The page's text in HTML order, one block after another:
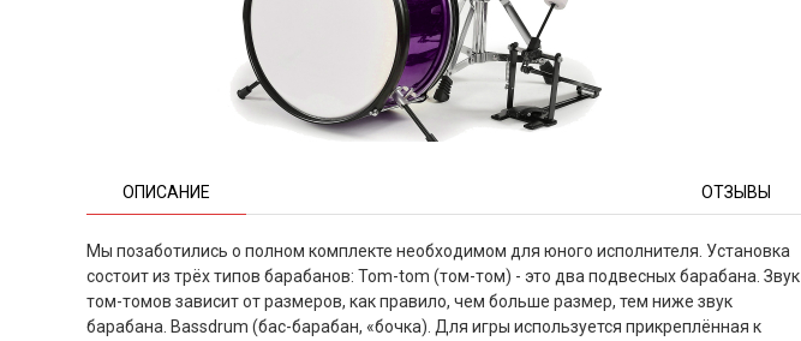
ОПИСАНИЕ ОТЗЫВЫ
Мы позаботились о полном комплекте необходимом для юного исполнителя. Установка
состоит из трёх типов барабанов: Tom-tom (том-том) - это два подвесных барабана. Звук
том-томов зависит от размеров, как правило, чем больше размер, тем ниже звук
барабана. Bassdrum (бас-барабан, «бочка). Для игры используется прикреплённая к